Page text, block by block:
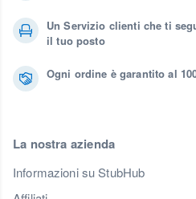
Un Servizio clienti che ti
il tuo posto
Ogni ordine è garantito al
La nostra azienda
Informazioni su StubHub